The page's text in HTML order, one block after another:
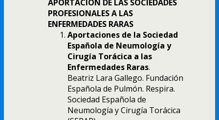
APORTACIÓN DE LAS SOCIEDADES
PROFESIONALES A LAS
ENFERMEDADES RARAS
Aportaciones de la Sociedad
Española de Neumología y
Cirugía Torácica a las
Enfermedades Raras.
Beatriz Lara Gallego. Fundación
Española de Pulmón. Respira.
Sociedad Española de
Neumología y Cirugía Torácica